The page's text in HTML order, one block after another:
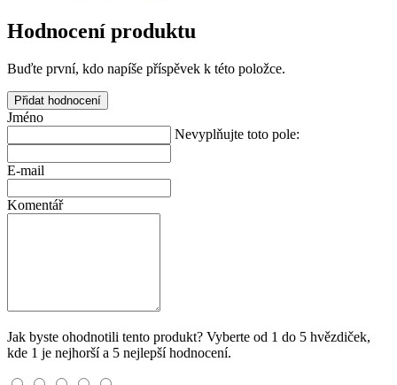
Hodnocení produktu
Buďte první, kdo napíše příspěvek k této položce.
Přidat hodnocení
Jméno
Nevyplňujte toto pole:
E-mail
Komentář
Jak byste ohodnotili tento produkt? Vyberte od 1 do 5 hvězdiček,
kde 1 je nejhorší a 5 nejlepší hodnocení.